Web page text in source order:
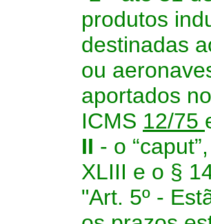
produtos
destinadas
ou
aportados
ICMS 12/75
II - o
XLIII e o §
"Art. 5º -